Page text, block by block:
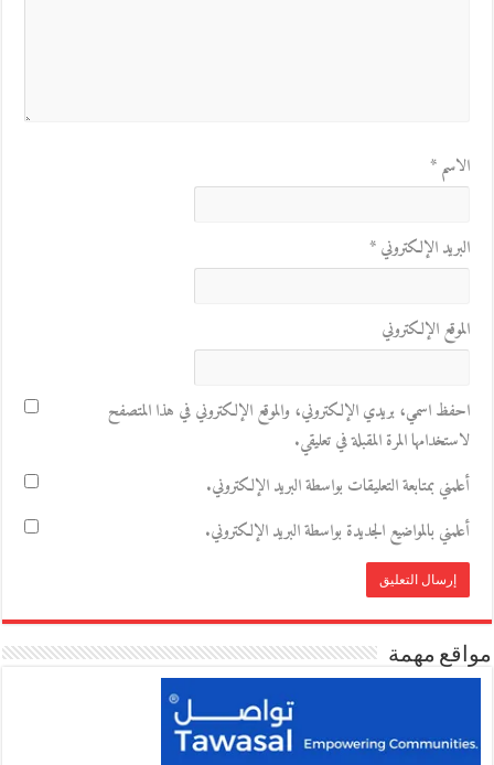
الاسم*
البريد الإلكتروني*
الموقع الإلكتروني
احفظ اسمي، بريدي الإلكتروني، والموقع الإلكتروني في هذا المتصفح
لاستخدامها المرة المقبلة في تعليقي.
أعلمني بمتابعة التعليقات بواسطة البريد الإلكتروني.
أعلمني بالمواضيع الجديدة بواسطة البريد الإلكتروني.
مواقع مهمة